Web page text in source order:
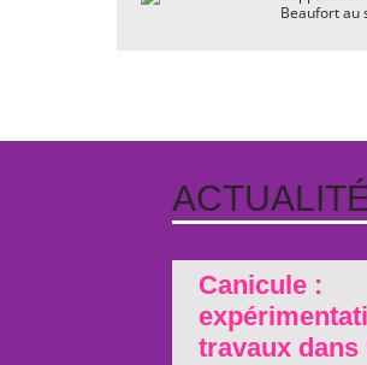
Beaufort au
Canicule :
travaux dans